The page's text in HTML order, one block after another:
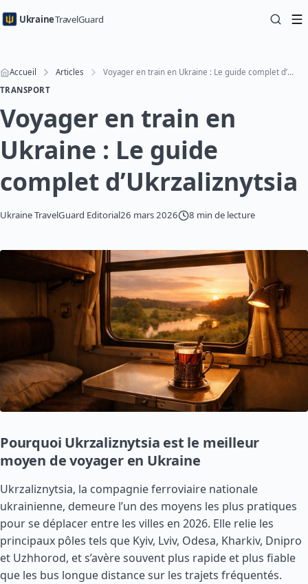
UkraineTravelGuard
Accueil Articles
Voyager en train en Ukraine : Le guide complet d’Ukrzaliznytsia
TRANSPORT
Voyager en train en
Ukraine : Le guide
complet d’Ukrzaliznytsia
Ukraine TravelGuard Editorial26 mars 2026 8 min de lecture
Pourquoi Ukrzaliznytsia est le meilleur
moyen de voyager en Ukraine
Ukrzaliznytsia, la compagnie ferroviaire nationale
ukrainienne, demeure l’un des moyens les plus pratiques
pour se déplacer entre les villes en 2026. Elle relie les
principaux pôles tels que Kyiv, Lviv, Odesa, Kharkiv, Dnipro
et Uzhhorod, et s’avère souvent plus rapide et plus fiable
que les bus longue distance sur les trajets fréquentés.